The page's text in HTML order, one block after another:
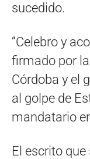
sucedido.
“Celebro y
firmado por
Córdoba y el
al golpe de
mandatario
El escrito